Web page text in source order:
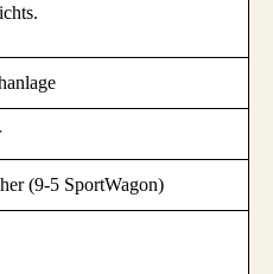
(9-5 SportWagon)